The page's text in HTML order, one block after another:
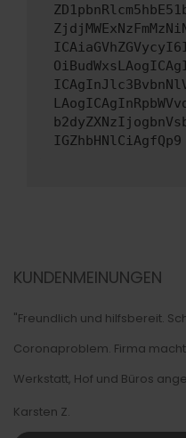
IGZhbHNlCiAgfQp9
KUNDENMEINUNGEN
"Freundlich und hilfsbereit.
Coronaproblem. Firma
Werkstatt, Hof und Büros
Karsten Z.